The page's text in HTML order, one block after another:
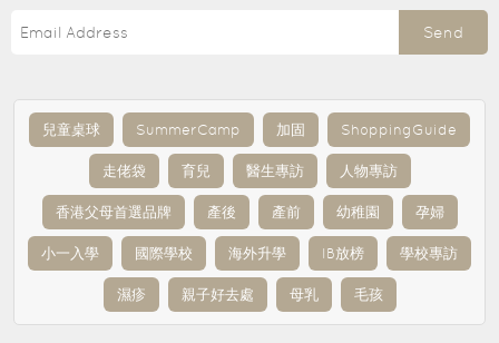
Send
兒童桌球 SummerCamp 加固 ShoppingGuide
走佬袋 育兒 醫生專訪 人物專訪
香港父母首選品牌 產後 產前 幼稚園 孕婦
小一入學 國際學校 海外升學 IB放榜 學校專訪
濕疹 親子好去處 母乳 毛孩